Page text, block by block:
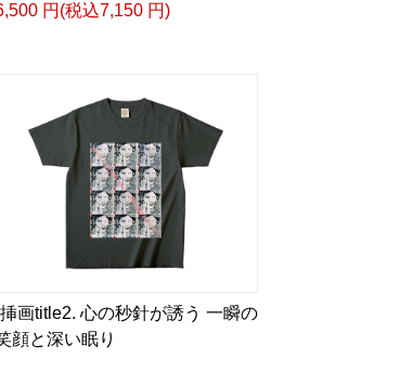
円(税込7,150 円)
画title2. 心の秒針が誘う 一瞬の
顔と深い眠り